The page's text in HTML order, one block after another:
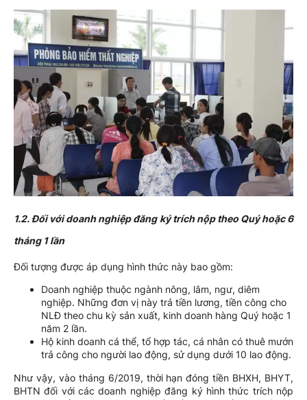
1.2. Đối với doanh nghiệp đăng ký trích nộp theo Quý hoặc 6
tháng 1 lần
Đối tượng được áp dụng hình thức này bao gồm:
Doanh nghiệp thuộc ngành nông, lâm, ngư, diêm
nghiệp. Những đơn vị này trả tiền lương, tiền công cho
NLĐ theo chu kỳ sản xuất, kinh doanh hàng Quý hoặc 1
năm 2 lần.
Hộ kinh doanh cá thể, tổ hợp tác, cá nhân có thuê mướn
trả công cho người lao động, sử dụng dưới 10 lao động.
Như vậy, vào tháng 6/2019, thời hạn đóng tiền BHXH, BHYT,
BHTN đối với các doanh nghiệp đăng ký hình thức trích nộp